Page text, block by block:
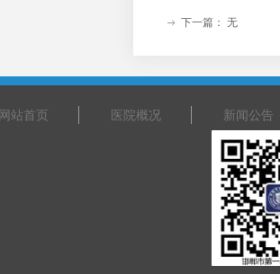
ꁹ 下一篇： 无
网站首页 医院概况 新闻公告